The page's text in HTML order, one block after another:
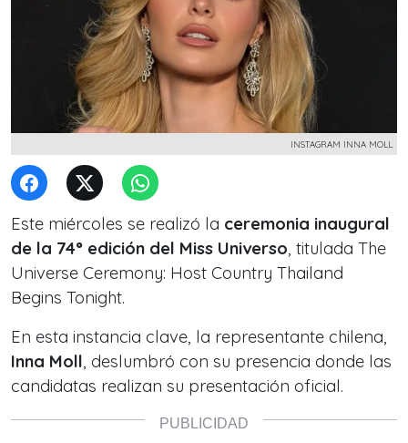
INSTAGRAM INNA MOLL
Este miércoles se realizó la ceremonia inaugural
de la 74° edición del Miss Universo, titulada The
Universe Ceremony: Host Country Thailand
Begins Tonight.
En esta instancia clave, la representante chilena,
Inna Moll, deslumbró con su presencia donde las
candidatas realizan su presentación oficial.